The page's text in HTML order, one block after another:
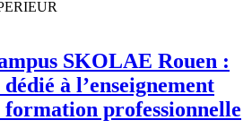
SKOLAE Rouen :
à l’enseignement
professionnelle